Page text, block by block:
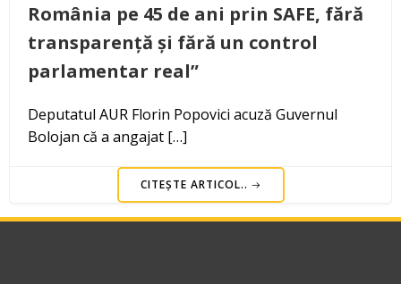
România pe 45 de ani prin SAFE, fără
transparență și fără un control
parlamentar real”
Deputatul AUR Florin Popovici acuză Guvernul
Bolojan că a angajat […]
CITEȘTE ARTICOL..